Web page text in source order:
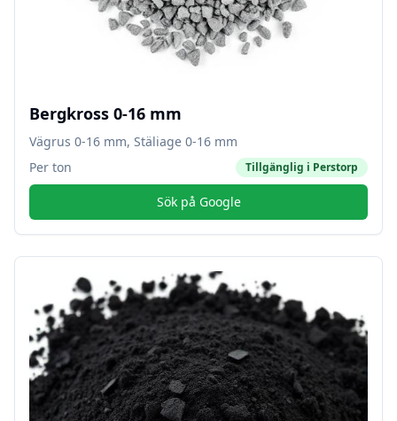
Bergkross 0-16 mm
Vägrus 0-16 mm, Stäliage 0-16 mm
Per ton
Tillgänglig i Perstorp
Sök på Google